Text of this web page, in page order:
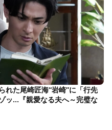
れた尾崎匠海“岩崎”に「行先
ッ…『親愛なる夫へ～完璧な